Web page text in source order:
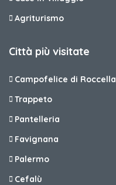
Agriturismo
Città più visitate
Campofelice di Roccella
Trappeto
Pantelleria
Favignana
Palermo
Cefalù